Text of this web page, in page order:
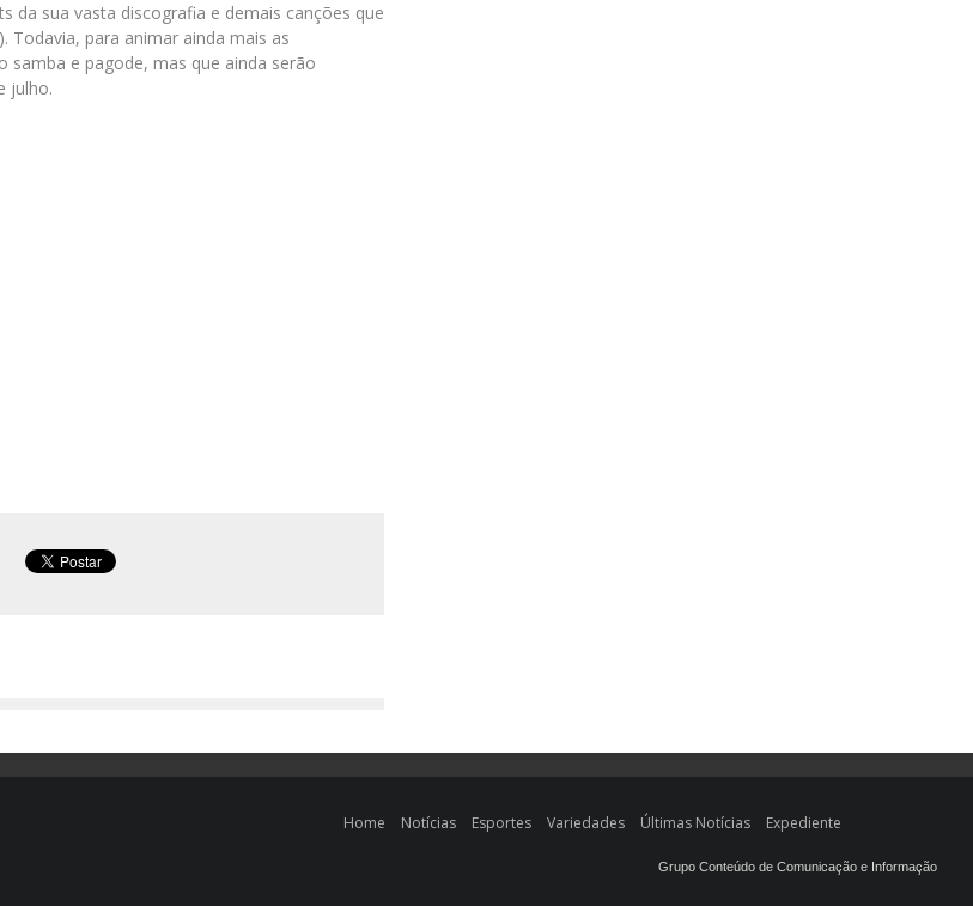
da sua vasta discografia e demais canções que
Todavia, para animar ainda mais as
samba e pagode, mas que ainda serão
julho.
Home Notícias Esportes Variedades Últimas Notícias Expediente
Grupo Conteúdo de Comunicação e Informação